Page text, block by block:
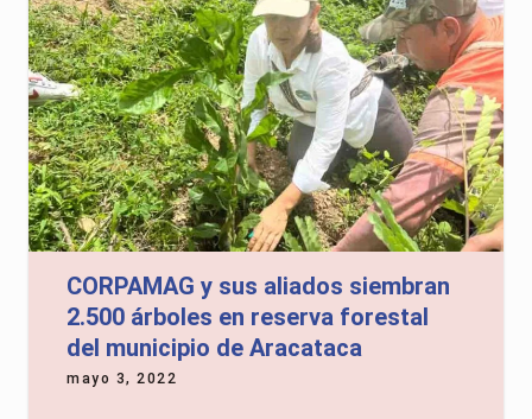
CORPAMAG y sus aliados siembran
2.500 árboles en reserva forestal
del municipio de Aracataca
mayo 3, 2022